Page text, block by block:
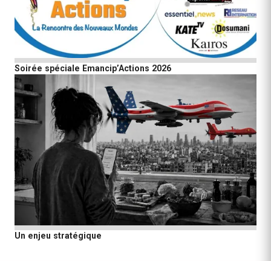
Soirée spéciale Emancip’Actions 2026
Un enjeu stratégique